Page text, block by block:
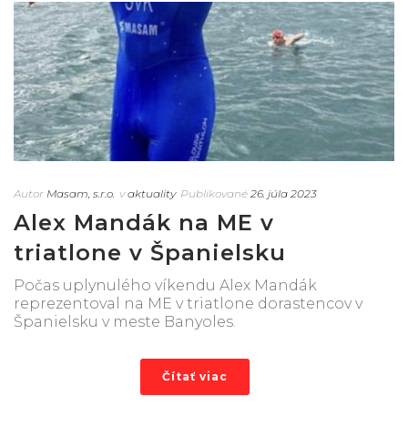
Autor Masam, s.r.o. v aktuality Publikované 26. júla 2023
Alex Mandák na ME v
triatlone v Španielsku
Počas uplynulého víkendu Alex Mandák
reprezentoval na ME v triatlone dorastencov v
Španielsku v meste Banyoles.
Čítať viac